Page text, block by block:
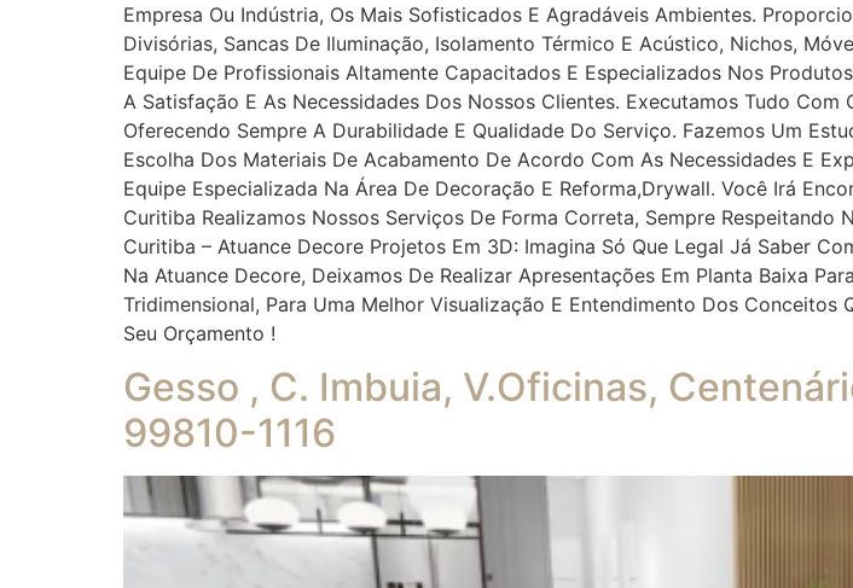
Empresa Ou Indústria, Os Mais Sofisticados E Agradáveis Ambientes.
Divisórias, Sancas De Iluminação, Isolamento Térmico E Acústico, Nichos,
Equipe De Profissionais Altamente Capacitados E Especializados Nos
A Satisfação E As Necessidades Dos Nossos Clientes. Executamos Tudo
Oferecendo Sempre A Durabilidade E Qualidade Do Serviço. Fazemos Um
Escolha Dos Materiais De Acabamento De Acordo Com As Necessidades E
Equipe Especializada Na Área De Decoração E Reforma,drywall. Você Irá
Curitiba Realizamos Nossos Serviços De Forma Correta, Sempre
Curitiba – Atuance Decore Projetos Em 3D: Imagina Só Que Legal Já Saber
Na Atuance Decore, Deixamos De Realizar Apresentações Em Planta Baixa
Tridimensional, Para Uma Melhor Visualização E Entendimento Dos
Seu Orçamento !
Gesso , C. Imbuia, V.Oficinas,
99810-1116